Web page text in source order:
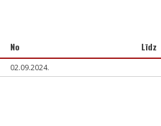
No Līdz
02.09.2024.